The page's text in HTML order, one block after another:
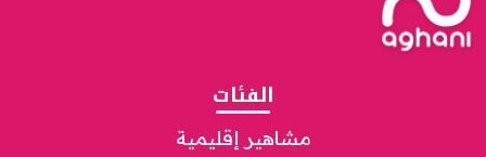
الفئات
مشاهير إقليمية